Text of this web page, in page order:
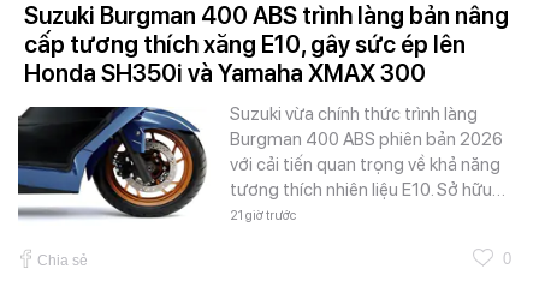
Suzuki Burgman 400 ABS trình làng bản nâng
cấp tương thích xăng E10, gây sức ép lên
Honda SH350i và Yamaha XMAX 300
Suzuki vừa chính thức trình làng
Burgman 400 ABS phiên bản 2026
với cải tiến quan trọng về khả năng
tương thích nhiên liệu E10. Sở hữu…
21 giờ trước
Chia sẻ 0